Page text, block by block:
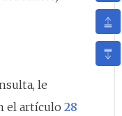
le
el artículo28